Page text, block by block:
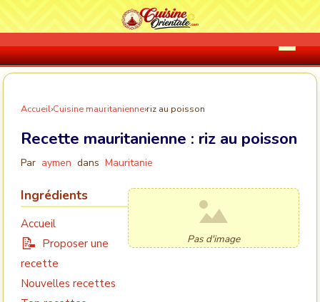
Accueil›Cuisine mauritanienne›riz au poisson
Recette mauritanienne : riz au poisson
Par aymen dans Mauritanie
Pas d'image
Ingrédients
Accueil
Proposer une
recette
Nouvelles recettes